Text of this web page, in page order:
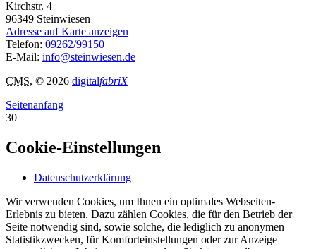
Kirchstr. 4
96349 Steinwiesen
Adresse auf Karte anzeigen
Telefon: 09262/99150
E-Mail: info@steinwiesen.de
CMS, © 2026 digitalfabriX
Seitenanfang
30
Cookie-Einstellungen
Datenschutzerklärung
Wir verwenden Cookies, um Ihnen ein optimales Webseiten-
Erlebnis zu bieten. Dazu zählen Cookies, die für den Betrieb der
Seite notwendig sind, sowie solche, die lediglich zu anonymen
Statistikzwecken, für Komforteinstellungen oder zur Anzeige